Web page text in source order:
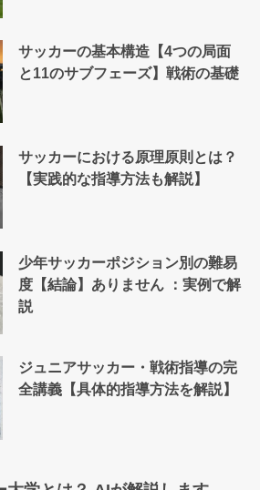
サッカーの基本構造【4つの局面
と11のサブフェーズ】戦術の基礎
サッカーにおける原理原則とは？
【実践的な指導方法も解説】
少年サッカーポジション別の難易
度【結論】ありません ：実例で解
説
ジュニアサッカー・戦術指導の完
全講義【具体的指導方法を解説】